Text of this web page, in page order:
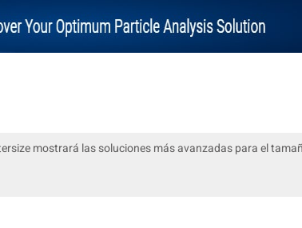
mostrará las soluciones más avanzadas para el